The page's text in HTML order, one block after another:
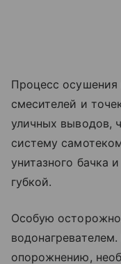
Процесс осушения
смесителей и
уличных выводов,
систему
унитазного бачка
губкой.
Особую
опорожнению,